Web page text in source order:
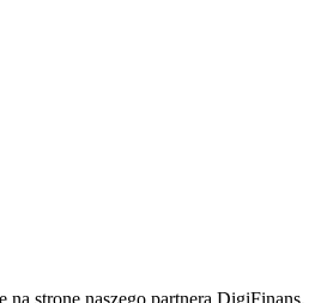
stronę naszego partnera DigiFinans,